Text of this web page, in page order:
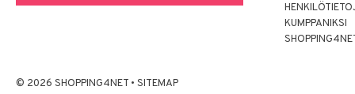
KUMPPANIKSI
© 2026 SHOPPING4NET • SITEMAP